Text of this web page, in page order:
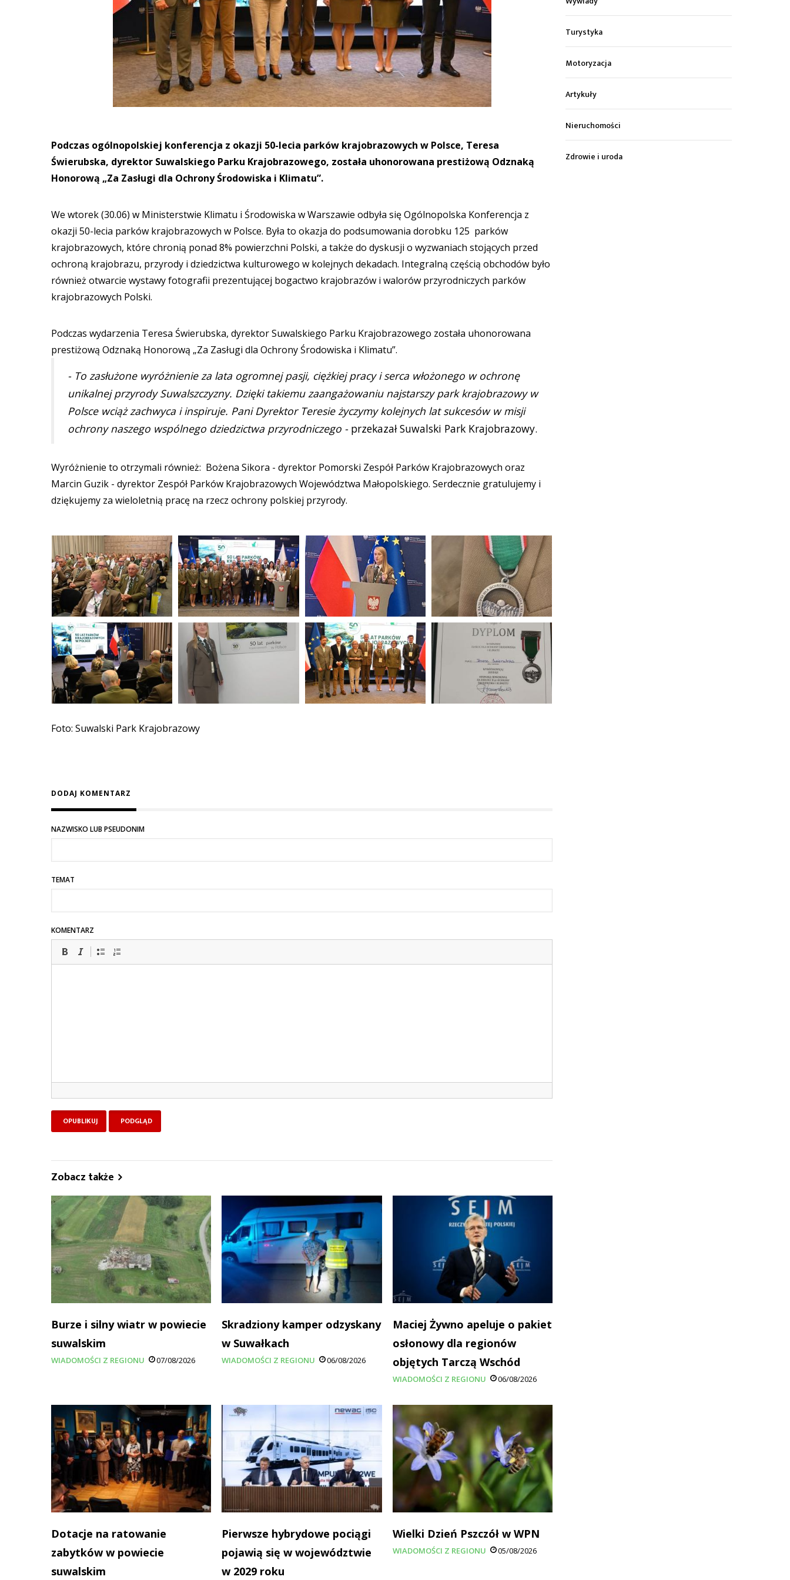
Podczas ogólnopolskiej konferencja z okazji 50-lecia parków krajobrazowych w Polsce, Teresa
Świerubska, dyrektor Suwalskiego Parku Krajobrazowego, została uhonorowana prestiżową Odznaką
Honorową „Za Zasługi dla Ochrony Środowiska i Klimatu”.
We wtorek (30.06) w Ministerstwie Klimatu i Środowiska w Warszawie odbyła się Ogólnopolska Konferencja z
okazji 50-lecia parków krajobrazowych w Polsce. Była to okazja do podsumowania dorobku 125 parków
krajobrazowych, które chronią ponad 8% powierzchni Polski, a także do dyskusji o wyzwaniach stojących przed
ochroną krajobrazu, przyrody i dziedzictwa kulturowego w kolejnych dekadach. Integralną częścią obchodów było
również otwarcie wystawy fotografii prezentującej bogactwo krajobrazów i walorów przyrodniczych parków
krajobrazowych Polski.
Podczas wydarzenia Teresa Świerubska, dyrektor Suwalskiego Parku Krajobrazowego została uhonorowana
prestiżową Odznaką Honorową „Za Zasługi dla Ochrony Środowiska i Klimatu”.
- To zasłużone wyróżnienie za lata ogromnej pasji, ciężkiej pracy i serca włożonego w ochronę
unikalnej przyrody Suwalszczyzny. Dzięki takiemu zaangażowaniu najstarszy park krajobrazowy w
Polsce wciąż zachwyca i inspiruje. Pani Dyrektor Teresie życzymy kolejnych lat sukcesów w misji
ochrony naszego wspólnego dziedzictwa przyrodniczego - przekazał Suwalski Park Krajobrazowy.
Wyróżnienie to otrzymali również: Bożena Sikora - dyrektor Pomorski Zespół Parków Krajobrazowych oraz
Marcin Guzik - dyrektor Zespół Parków Krajobrazowych Województwa Małopolskiego. Serdecznie gratulujemy i
dziękujemy za wieloletnią pracę na rzecz ochrony polskiej przyrody.
Foto: Suwalski Park Krajobrazowy
DODAJ KOMENTARZ
NAZWISKO LUB PSEUDONIM
TEMAT
KOMENTARZ
Zobacz także
Burze i silny wiatr w powiecie
suwalskim
WIADOMOŚCI Z REGIONU 07/08/2026
Skradziony kamper odzyskany
w Suwałkach
WIADOMOŚCI Z REGIONU 06/08/2026
Maciej Żywno apeluje o pakiet
osłonowy dla regionów
objętych Tarczą Wschód
WIADOMOŚCI Z REGIONU 06/08/2026
Dotacje na ratowanie
zabytków w powiecie
suwalskim
Pierwsze hybrydowe pociągi
pojawią się w województwie
w 2029 roku
Wielki Dzień Pszczół w WPN
WIADOMOŚCI Z REGIONU 05/08/2026
Turystyka
Motoryzacja
Artykuły
Nieruchomości
Zdrowie i uroda